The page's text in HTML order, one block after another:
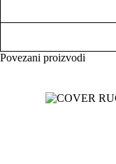
Povezani proizvodi